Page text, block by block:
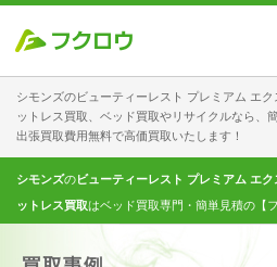
シモンズのビューティーレスト プレミアム エ
ットレス買取、ベッド買取やリサイクルなら、
出張買取費用無料で高価買取いたします！
シモンズのビューティーレスト プレミアム エ
ットレス買取はベッド買取専門・簡単見積の【